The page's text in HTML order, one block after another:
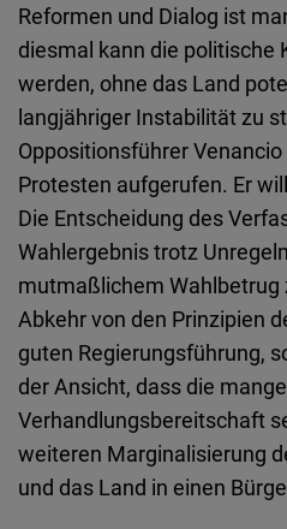
Reformen und Dialog ist
diesmal kann die politische
werden, ohne das Land
langjähriger Instabilität zu
Oppositionsführer
Protesten aufgerufen. Er
Die Entscheidung des
Wahlergebnis trotz
mutmaßlichem Wahlbetrug
Abkehr von den Prinzipien
guten Regierungsführung,
der Ansicht, dass die
Verhandlungsbereitschaft
weiteren Marginalisierung
und das Land in einen